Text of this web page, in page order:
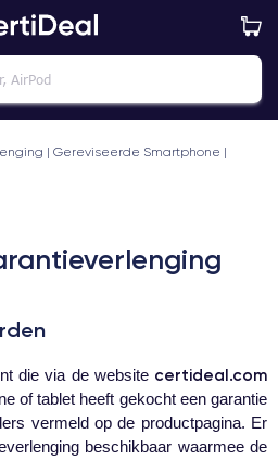
| Gereviseerde Smartphone |
die via de website certideal.com
of tablet heeft gekocht een garantie
vermeld op de productpagina. Er
beschikbaar waarmee de